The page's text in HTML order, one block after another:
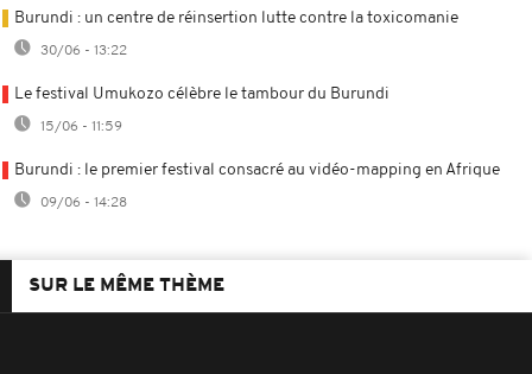
Burundi : un centre de réinsertion lutte contre la toxicomanie
30/06 - 13:22
Le festival Umukozo célèbre le tambour du Burundi
15/06 - 11:59
Burundi : le premier festival consacré au vidéo-mapping en Afrique
09/06 - 14:28
SUR LE MÊME THÈME